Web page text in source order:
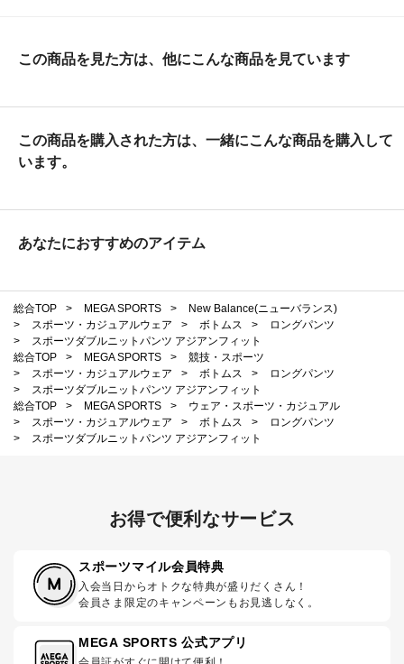
この商品を見た方は、他にこんな商品を見ています
この商品を購入された方は、一緒にこんな商品を購入して
います。
あなたにおすすめのアイテム
総合TOP > MEGA SPORTS >
New Balance(ニューバランス)
>
スポーツ・カジュアルウェア > ボトムス >
ロングパンツ
>
スポーツダブルニットパンツ アジアンフィット
総合TOP
> MEGA SPORTS >
競技・スポーツ
>
スポーツ・カジュアルウェア > ボトムス >
ロングパンツ
>
スポーツダブルニットパンツ アジアンフィット
総合TOP
> MEGA SPORTS >
ウェア・スポーツ・カジュアル
>
スポーツ・カジュアルウェア > ボトムス >
ロングパンツ
>
スポーツダブルニットパンツ アジアンフィット
お得で便利なサービス
スポーツマイル会員特典
入会当日からオトクな特典が盛りだくさん！
会員さま限定のキャンペーンもお見逃しなく。
MEGA SPORTS 公式アプリ